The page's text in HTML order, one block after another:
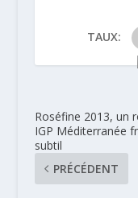
TAUX:
Roséfine 2013, un
IGP Méditerranée
subtil
PRÉCÉDENT